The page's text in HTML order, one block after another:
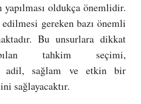
oldukça önemlidir.
gereken bazı önemli
Bu unsurlara dikkat
tahkim seçimi,
adil, sağlam ve etkin bir
sağlayacaktır.